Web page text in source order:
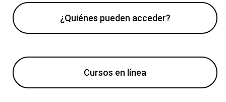
¿Quiénes pueden acceder?
Cursos en línea